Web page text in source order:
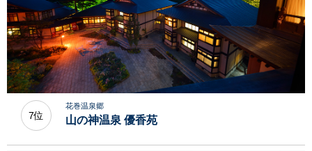
7位
花巻温泉郷
山の神温泉 優香苑